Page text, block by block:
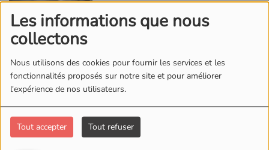
Les informations que nous
collectons
Nous utilisons des cookies pour fournir les services et les
fonctionnalités proposés sur notre site et pour améliorer
l'expérience de nos utilisateurs.
Tout accepter Tout refuser
INTERVIEW
RUGBY À XIII